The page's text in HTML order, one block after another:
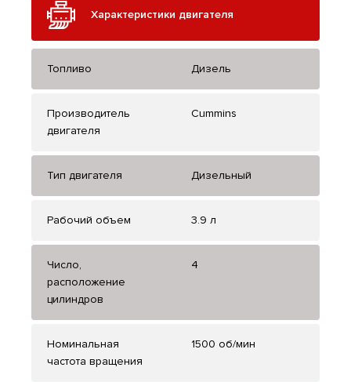
Характеристики двигателя
Топливо Дизель
Производитель
двигателя
Cummins
Тип двигателя Дизельный
Рабочий объем 3.9 л
Число,
расположение
цилиндров
4
Номинальная
частота вращения
1500 об/мин